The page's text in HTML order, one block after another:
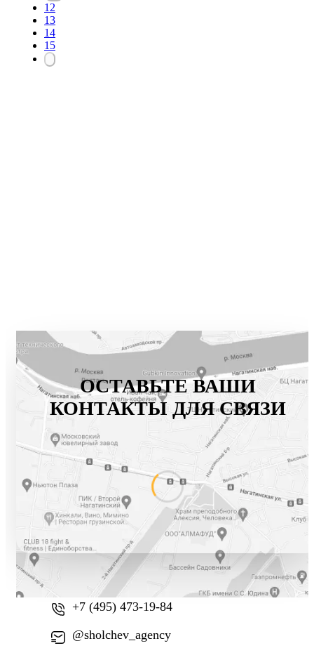
12
13
14
15
ОСТАВЬТЕ ВАШИ
КОНТАКТЫ ДЛЯ СВЯЗИ
+7 (800) 777-61-74
+7 (495) 473-19-84
@sholchev_agency